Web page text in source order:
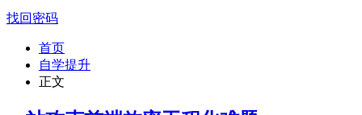
找回密码
首页
自学提升
正文